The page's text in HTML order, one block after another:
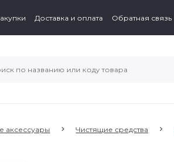
Доставка и оплата Обратная связь
аксессуары Чистящие средства